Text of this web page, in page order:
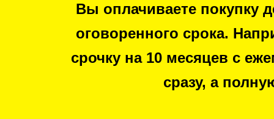
Вы оплачиваете покупку
оговоренного срока.
срочку на 10 месяцев с
сразу, а